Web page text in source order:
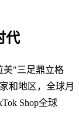
代
美"三足鼎立格
和地区，全球月
Shop全球